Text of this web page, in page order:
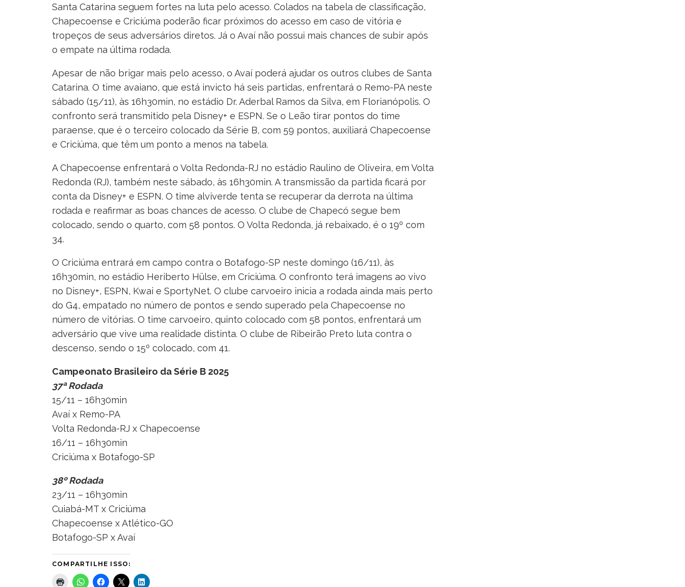
Santa Catarina seguem fortes na luta pelo acesso. Colados na tabela de classificação,
Chapecoense e Criciúma poderão ficar próximos do acesso em caso de vitória e
tropeços de seus adversários diretos. Já o Avaí não possui mais chances de subir após
o empate na última rodada.
Apesar de não brigar mais pelo acesso, o Avaí poderá ajudar os outros clubes de Santa
Catarina. O time avaiano, que está invicto há seis partidas, enfrentará o Remo-PA neste
sábado (15/11), às 16h30min, no estádio Dr. Aderbal Ramos da Silva, em Florianópolis. O
confronto será transmitido pela Disney+ e ESPN. Se o Leão tirar pontos do time
paraense, que é o terceiro colocado da Série B, com 59 pontos, auxiliará Chapecoense
e Criciúma, que têm um ponto a menos na tabela.
A Chapecoense enfrentará o Volta Redonda-RJ no estádio Raulino de Oliveira, em Volta
Redonda (RJ), também neste sábado, às 16h30min. A transmissão da partida ficará por
conta da Disney+ e ESPN. O time alviverde tenta se recuperar da derrota na última
rodada e reafirmar as boas chances de acesso. O clube de Chapecó segue bem
colocado, sendo o quarto, com 58 pontos. O Volta Redonda, já rebaixado, é o 19º com
34.
O Criciúma entrará em campo contra o Botafogo-SP neste domingo (16/11), às
16h30min, no estádio Heriberto Hülse, em Criciúma. O confronto terá imagens ao vivo
no Disney+, ESPN, Kwai e SportyNet. O clube carvoeiro inicia a rodada ainda mais perto
do G4, empatado no número de pontos e sendo superado pela Chapecoense no
número de vitórias. O time carvoeiro, quinto colocado com 58 pontos, enfrentará um
adversário que vive uma realidade distinta. O clube de Ribeirão Preto luta contra o
descenso, sendo o 15º colocado, com 41.
Campeonato Brasileiro da Série B 2025
37ª Rodada
15/11 – 16h30min
Avaí x Remo-PA
Volta Redonda-RJ x Chapecoense
16/11 – 16h30min
Criciúma x Botafogo-SP
38º Rodada
23/11 – 16h30min
Cuiabá-MT x Criciúma
Chapecoense x Atlético-GO
Botafogo-SP x Avaí
COMPARTILHE ISSO: